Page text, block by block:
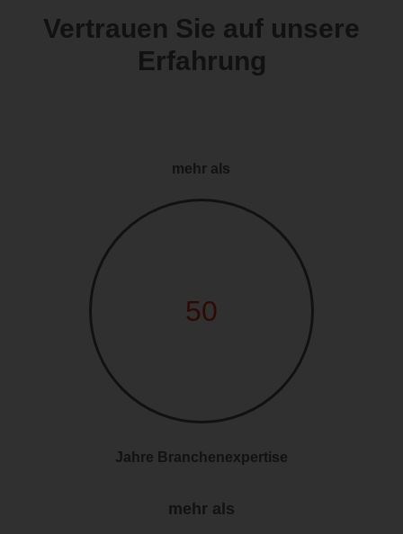
Vertrauen Sie auf unsere
Erfahrung
mehr als
50
Jahre Branchenexpertise
mehr als